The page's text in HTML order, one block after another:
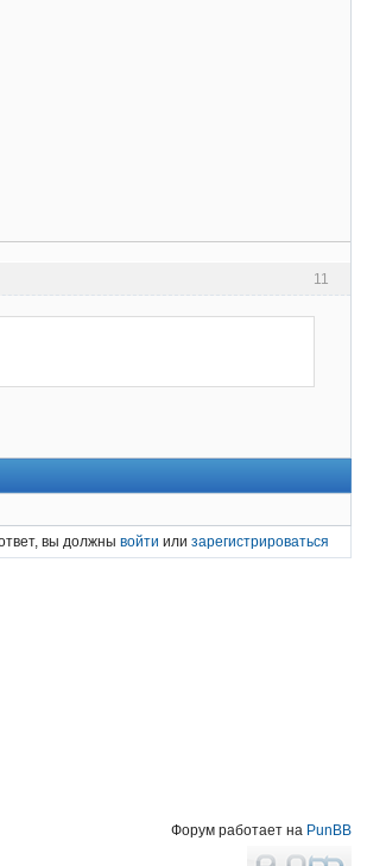
11
вы должны войти или зарегистрироваться
Форум работает на PunBB